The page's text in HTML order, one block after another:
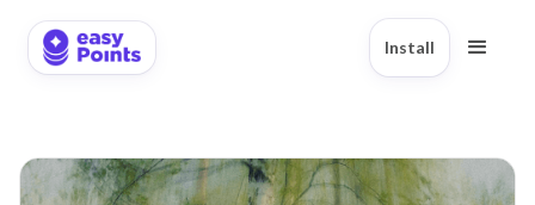
Install